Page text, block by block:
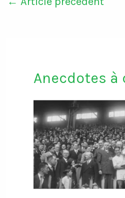
Anecdotes à